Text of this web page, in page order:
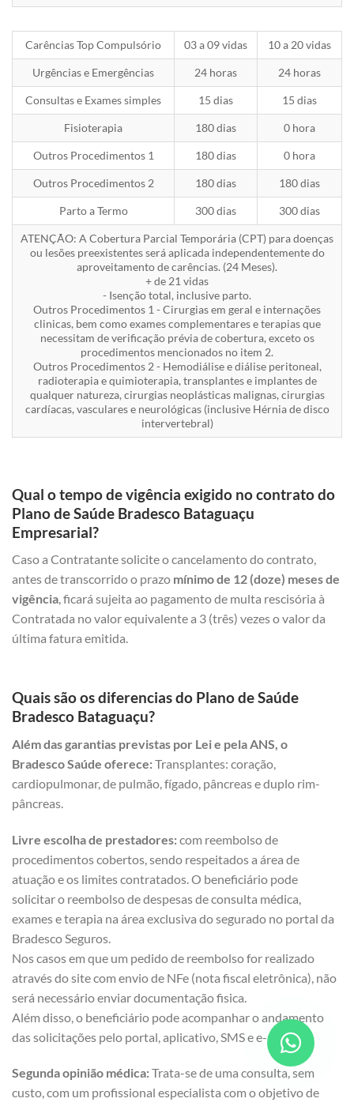
Carências Top Compulsório 03 a 09 vidas 10 a 20 vidas
Urgências e Emergências 24 horas 24 horas
Consultas e Exames simples 15 dias 15 dias
Fisioterapia 180 dias 0 hora
Outros Procedimentos 1 180 dias 0 hora
Outros Procedimentos 2 180 dias 180 dias
Parto a Termo 300 dias 300 dias
ATENÇÃO: A Cobertura Parcial Temporária (CPT) para doenças
ou lesões preexistentes será aplicada independentemente do
aproveitamento de carências. (24 Meses).
+ de 21 vidas
- Isenção total, inclusive parto.
Outros Procedimentos 1 - Cirurgias em geral e internações
clinicas, bem como exames complementares e terapias que
necessitam de verificação prévia de cobertura, exceto os
procedimentos mencionados no item 2.
Outros Procedimentos 2 - Hemodiálise e diálise peritoneal,
radioterapia e quimioterapia, transplantes e implantes de
qualquer natureza, cirurgias neoplásticas malignas, cirurgias
cardíacas, vasculares e neurológicas (inclusive Hérnia de disco
intervertebral)
Qual o tempo de vigência exigido no contrato do
Plano de Saúde Bradesco Bataguaçu
Empresarial?
Caso a Contratante solicite o cancelamento do contrato,
antes de transcorrido o prazo mínimo de 12 (doze) meses de
vigência, ficará sujeita ao pagamento de multa rescisória à
Contratada no valor equivalente a 3 (três) vezes o valor da
última fatura emitida.
Quais são os diferencias do Plano de Saúde
Bradesco Bataguaçu?
Além das garantias previstas por Lei e pela ANS, o
Bradesco Saúde oferece:Transplantes: coração,
cardiopulmonar, de pulmão, fígado, pâncreas e duplo rim-
pâncreas.
Livre escolha de prestadores:com reembolso de
procedimentos cobertos, sendo respeitados a área de
atuação e os limites contratados. O beneficiário pode
solicitar o reembolso de despesas de consulta médica,
exames e terapia na área exclusiva do segurado no portal da
Bradesco Seguros.
Nos casos em que um pedido de reembolso for realizado
através do site com envio de NFe (nota fiscal eletrônica), não
será necessário enviar documentação fisica.
Além disso, o beneficiário pode acompanhar o andamento
das solicitações pelo portal, aplicativo, SMS e e-mail.
Segunda opinião médica:Trata-se de uma consulta, sem
custo, com um profissional especialista com o objetivo de